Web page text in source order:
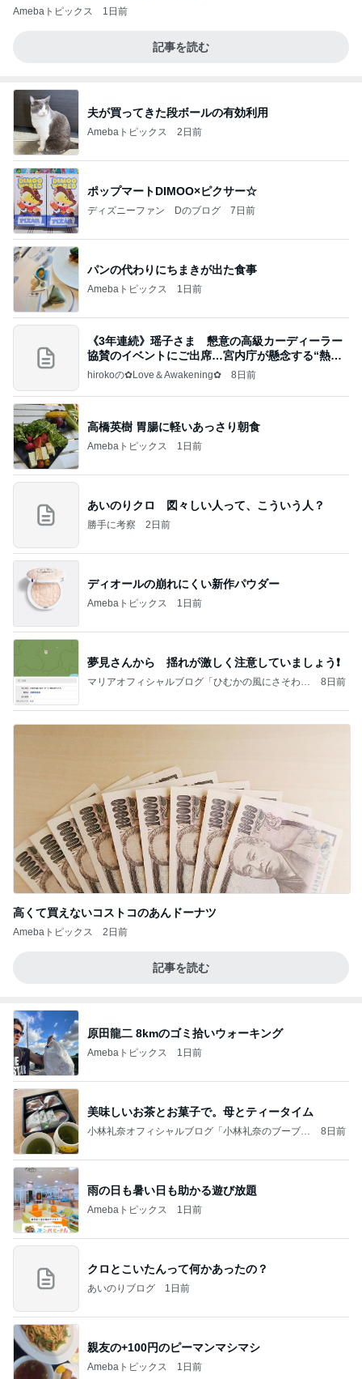
Amebaトピックス 1日前
記事を読む
夫が買ってきた段ボールの有効利用
Amebaトピックス 2日前
ポップマートDIMOO×ピクサー☆
ディズニーファン Dのブログ 7日前
パンの代わりにちまきが出た食事
Amebaトピックス 1日前
《3年連続》瑶子さま 懇意の高級カーディーラー
協賛のイベントにご出席…宮内庁が懸念する“熱心
すぎ
hirokoの✿Love＆Awakening✿ 8日前
高橋英樹 胃腸に軽いあっさり朝食
Amebaトピックス 1日前
あいのりクロ 図々しい人って、こういう人？
勝手に考察 2日前
ディオールの崩れにくい新作パウダー
Amebaトピックス 1日前
夢見さんから 揺れが激しく注意していましょう❗️
マリアオフィシャルブログ「ひむかの風にさそわれ
8日前
高くて買えないコストコのあんドーナツ
Amebaトピックス 2日前
記事を読む
原田龍二 8kmのゴミ拾いウォーキング
Amebaトピックス 1日前
美味しいお茶とお菓子で。母とティータイム
小林礼奈オフィシャルブログ「小林礼奈のブーブー
8日前
雨の日も暑い日も助かる遊び放題
Amebaトピックス 1日前
クロとこいたんって何かあったの？
あいのりブログ 1日前
親友の+100円のピーマンマシマシ
Amebaトピックス 1日前